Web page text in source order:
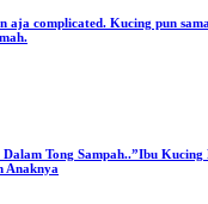
aja complicated. Kucing pun
Tong Sampah..”Ibu Kucing
Anaknya